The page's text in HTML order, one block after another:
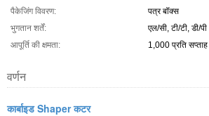
पैकेजिंग विवरण:
पत्र बॉक्स
भुगतान शर्तें:
एल/सी, टी/टी, डी/पी
आपूर्ति की क्षमता:
1,000 प्रति सप्ताह
वर्णन
कार्बाइड Shaper कटर